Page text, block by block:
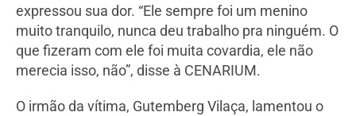
expressou sua dor. “Ele sempre foi um menino
muito tranquilo, nunca deu trabalho pra ninguém. O
que fizeram com ele foi muita covardia, ele não
merecia isso, não”, disse à CENARIUM.
O irmão da vítima, Gutemberg Vilaça, lamentou o